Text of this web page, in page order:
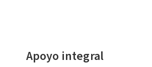
Apoyo integral